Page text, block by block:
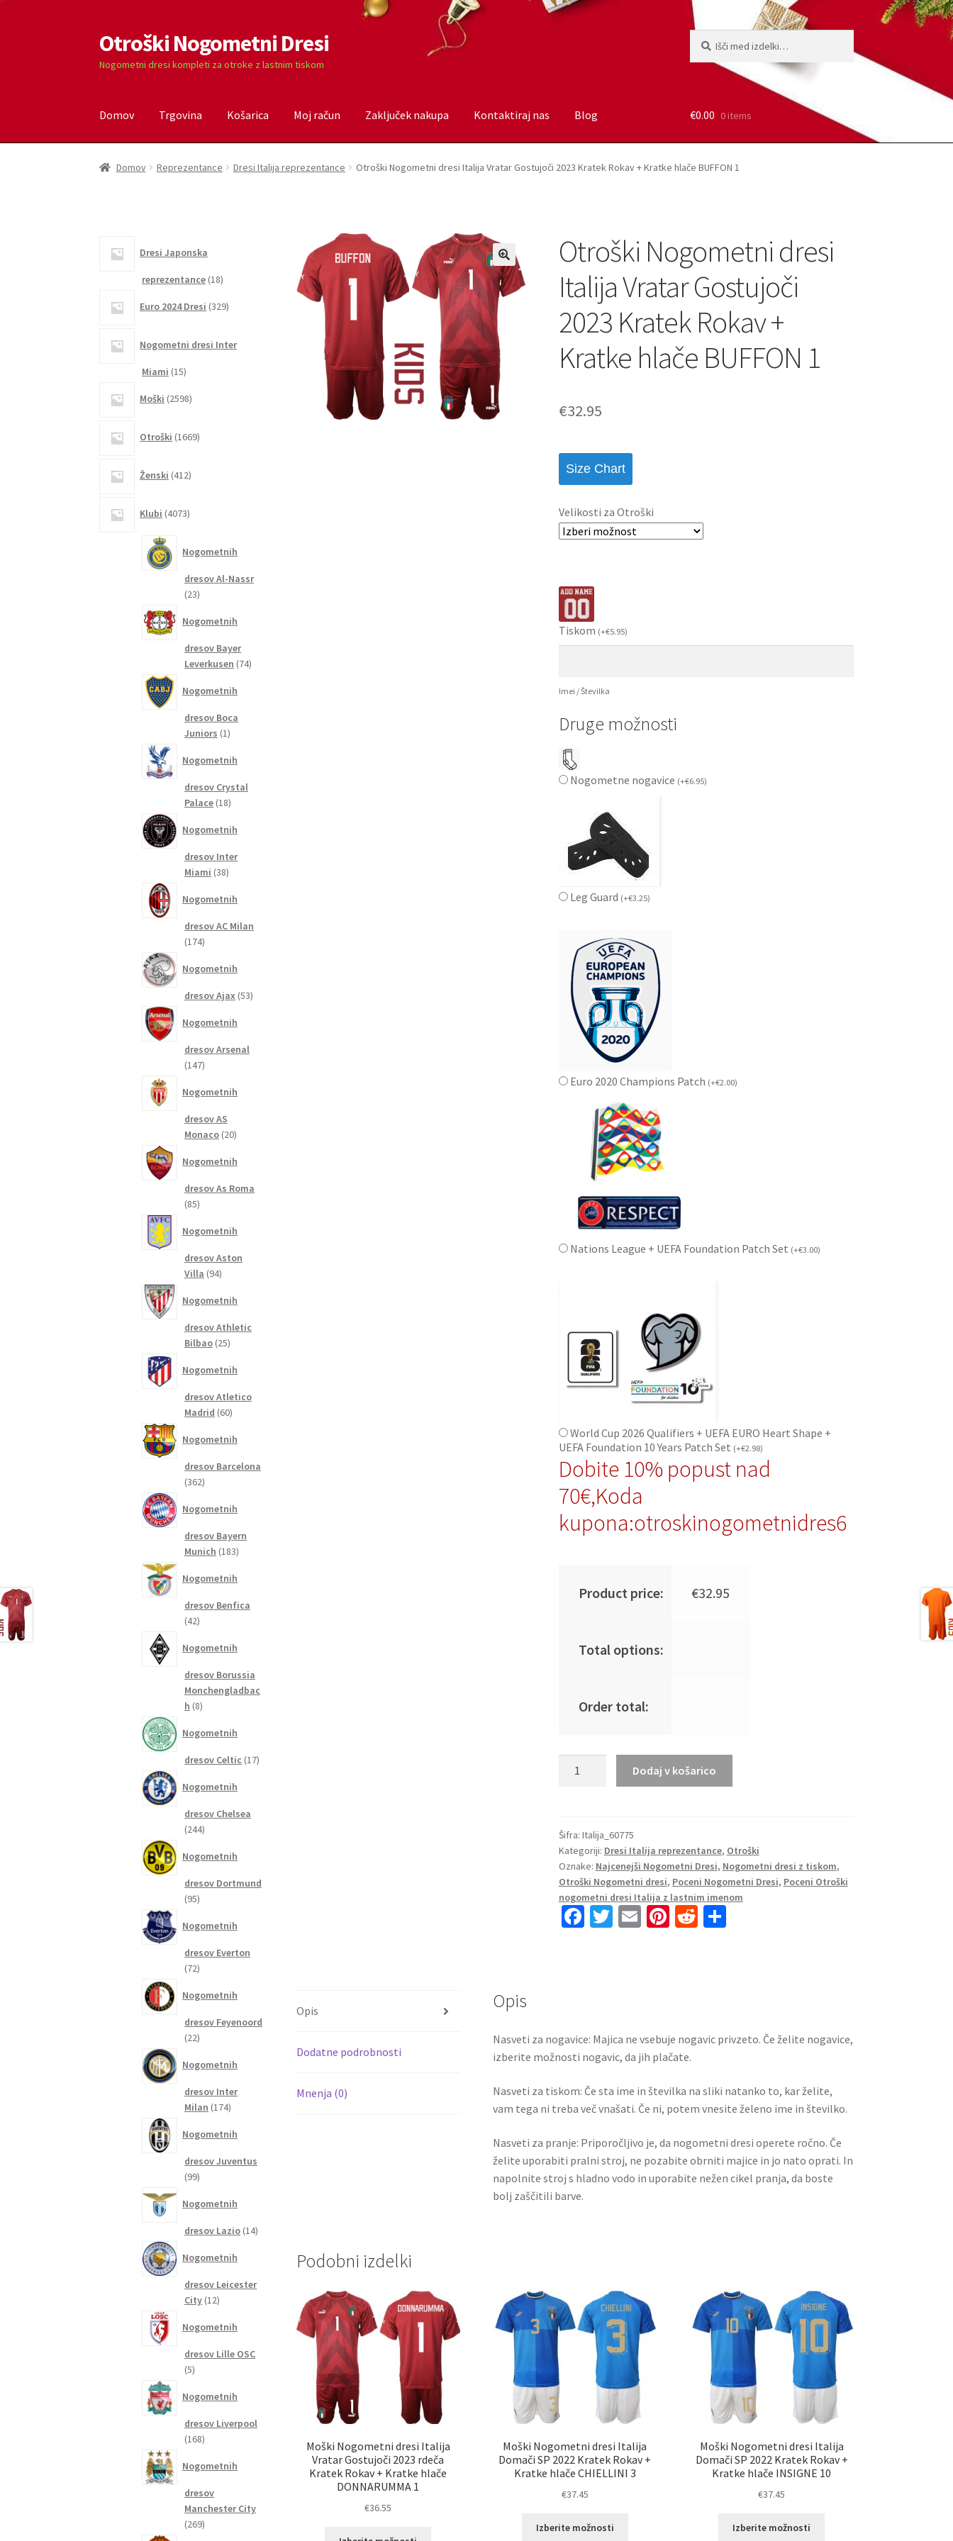
Skip
to
navigation
Skip
to
content
Otroški Nogometni Dresi
Nogometni dresi kompleti za otroke z lastnim tiskom
Domov Trgovina Košarica Moj račun Zaključek nakupa Kontaktiraj nas Blog
Domov BlogKontaktiraj nas Košarica Moj račun Trgovina Zaključek nakupa
€0.00 0 items
Domov Reprezentance Dresi Italija reprezentance Otroški Nogometni dresi Italija Vratar Gostujoči 2023 Kratek Rokav + Kratke hlače BUFFON 1
Otroški Nogometni dresi
Italija Vratar Gostujoči
2023 Kratek Rokav +
Kratke hlače BUFFON 1
€32.95
Size Chart
Velikosti za Otroški
Tiskom (+€5.95)
Imei / Številka
Druge možnosti
Nogometne nogavice (+€6.95)
Leg Guard (+€3.25)
Euro 2020 Champions Patch (+€2.00)
Nations League + UEFA Foundation Patch Set (+€3.00)
World Cup 2026 Qualifiers + UEFA EURO Heart Shape +
UEFA Foundation 10 Years Patch Set (+€2.98)
Dobite 10% popust nad
70€,Koda
kupona:otroskinogometnidres6
Product price: €32.95
Total options:
Order total:
Vratar
Gostujoči
2023
Kratek
Rokav
Dodaj v košarico
Šifra: Italija_60775
Kategoriji: Dresi Italija reprezentance, Otroški
Oznake: Najcenejši Nogometni Dresi, Nogometni dresi z tiskom,
Otroški Nogometni dresi, Poceni Nogometni Dresi, Poceni Otroški
nogometni dresi Italija z lastnim imenom
Fa
k
T E Pi R S
Opis
Dodatne podrobnosti
Mnenja (0)
Opis
Nasveti za nogavice: Majica ne vsebuje nogavic privzeto. Če želite nogavice,
izberite možnosti nogavic, da jih plačate.
Nasveti za tiskom: Če sta ime in številka na sliki natanko to, kar želite,
vam tega ni treba več vnašati. Če ni, potem vnesite želeno ime in številko.
Nasveti za pranje: Priporočljivo je, da nogometni dresi operete ročno. Če
želite uporabiti pralni stroj, ne pozabite obrniti majice in jo nato oprati. In
napolnite stroj s hladno vodo in uporabite nežen cikel pranja, da boste
bolj zaščitili barve.
Podobni izdelki
Moški Nogometni dresi Italija
Vratar Gostujoči 2023 rdeča
Kratek Rokav + Kratke hlače
DONNARUMMA 1
€36.55
Moški Nogometni dresi Italija
Domači SP 2022 Kratek Rokav +
Kratke hlače CHIELLINI 3
€37.45
Izberite možnosti
Moški Nogometni dresi Italija
Domači SP 2022 Kratek Rokav +
Kratke hlače INSIGNE 10
€37.45
Izberite možnosti
Dresi Japonska
reprezentance 1818
Euro 2024 Dresi 329izdelkov
Nogometni dresi Inter
Miami 1515
Moški 2598izdelkov
Otroški 1669izdelkov
Ženski 412izdelkov
Klubi 4073izdelkov
Nogometnih
dresov Al-Nassr
2323
Nogometnih
dresov Bayer
Leverkusen 7474
Nogometnih
dresov Boca
Juniors 11
Nogometnih
dresov Crystal
Palace 1818
Nogometnih
dresov Inter
Miami 3838
Nogometnih
dresov AC Milan
174174
Nogometnih
dresov Ajax 5353
Nogometnih
dresov Arsenal
147147
Nogometnih
dresov AS
Monaco 2020
Nogometnih
dresov As Roma
8585
Nogometnih
dresov Aston
Villa 9494
Nogometnih
dresov Athletic
Bilbao 2525
Nogometnih
dresov Atletico
Madrid 6060
Nogometnih
dresov Barcelona
362362
Nogometnih
dresov Bayern
Munich 183183
Nogometnih
dresov Benfica
4242
Nogometnih
dresov Borussia
Monchengladbac
h 88
Nogometnih
dresov Celtic 1717
Nogometnih
dresov Chelsea
244244
Nogometnih
dresov Dortmund
9595
Nogometnih
dresov Everton
7272
Nogometnih
dresov Feyenoord
2222
Nogometnih
dresov Inter
Milan 174174
Nogometnih
dresov Juventus
9999
Nogometnih
dresov Lazio 1414
Nogometnih
dresov Leicester
City 1212
Nogometnih
dresov Lille OSC
55
Nogometnih
dresov Liverpool
168168
Nogometnih
dresov
Manchester City
269269